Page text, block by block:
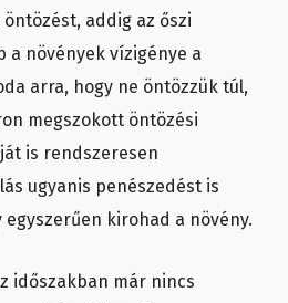
addig az őszi
a növények vízigénye a
arra, hogy ne öntözzük túl,
megszokott öntözési
is rendszeresen
ugyanis penészedést is
kirohad a növény.
időszakban már nincs